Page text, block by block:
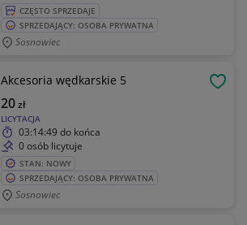
CZĘSTO SPRZEDAJE
SPRZEDAJĄCY: OSOBA PRYWATNA
Sosnowiec
Akcesoria wędkarskie 5
LICYTACJA
20zł
03:14:49 do końca
0 osób licytuje
STAN: NOWY
SPRZEDAJĄCY: OSOBA PRYWATNA
Sosnowiec